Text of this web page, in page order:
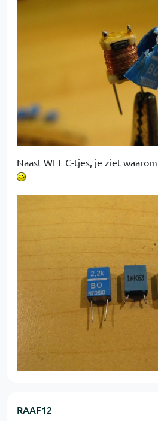
Naast WEL C-tjes, je ziet
RAAF12